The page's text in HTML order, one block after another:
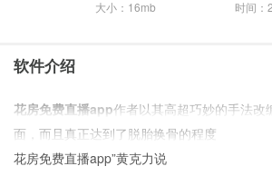
大小：16mb
时间：
软件介绍
花房免费直播app作者以其高超巧妙的手法改编
面，而且真正达到了脱胎换骨的程度
花房免费直播app”黄克力说